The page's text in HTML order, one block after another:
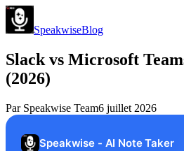
SpeakwiseBlog
Slack vs Microsoft
(2026)
Par Speakwise Team6 juillet 2026
Speakwise - AI Note Taker